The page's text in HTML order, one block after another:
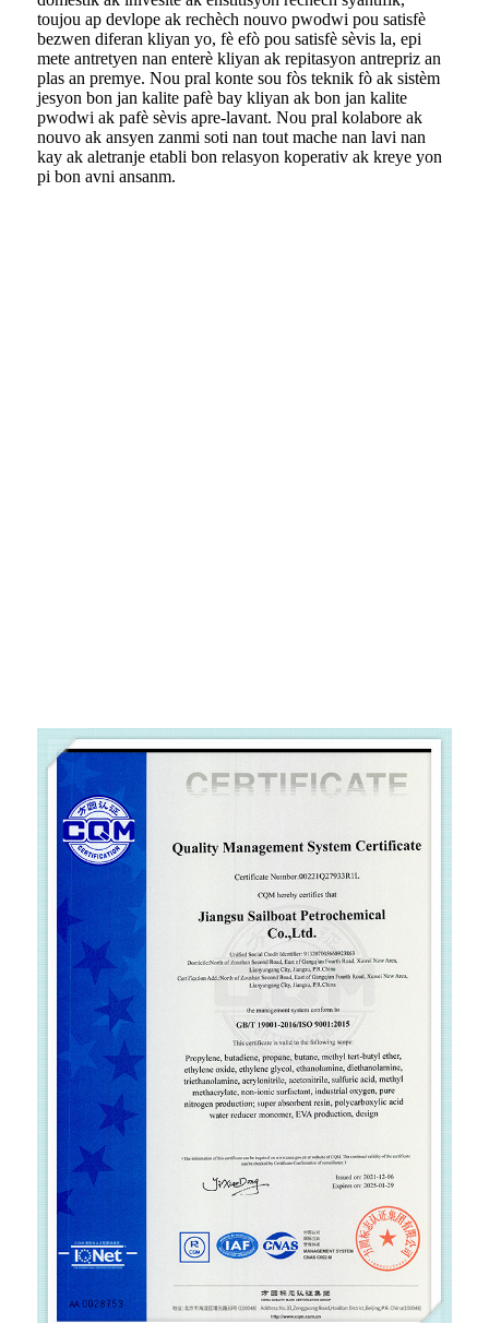
toujou ap devlope ak rechèch nouvo pwodwi pou satisfè
bezwen diferan kliyan yo, fè efò pou satisfè sèvis la, epi
mete antretyen nan enterè kliyan ak repitasyon antrepriz an
plas an premye. Nou pral konte sou fòs teknik fò ak sistèm
jesyon bon jan kalite pafè bay kliyan ak bon jan kalite
pwodwi ak pafè sèvis apre-lavant. Nou pral kolabore ak
nouvo ak ansyen zanmi soti nan tout mache nan lavi nan
kay ak aletranje etabli bon relasyon koperativ ak kreye yon
pi bon avni ansanm.